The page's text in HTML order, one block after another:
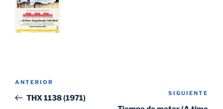
entradas
Entrada
anterior:
ANTERIOR
THX 1138 (1971)
SIGUIENTE